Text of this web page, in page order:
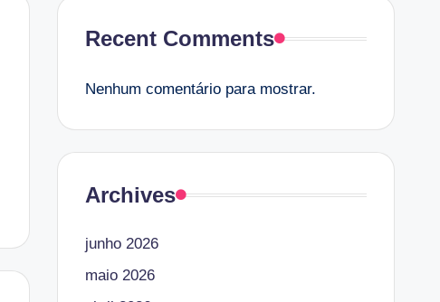
Recent Comments
Nenhum comentário para mostrar.
Archives
junho 2026
maio 2026